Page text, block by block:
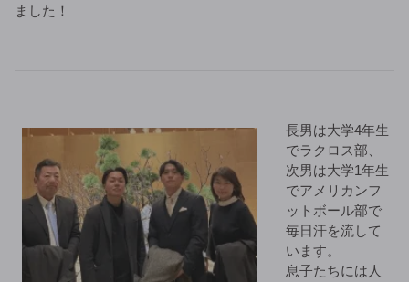
ました！
長男は大学4年生
でラクロス部、
次男は大学1年生
でアメリカンフ
ットボール部で
毎日汗を流して
います。
息子たちには人